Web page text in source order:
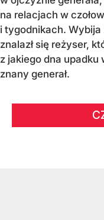
na relacjach w
i tygodnikach.
znalazł się reżyser,
z jakiego dna upadku
znany generał.